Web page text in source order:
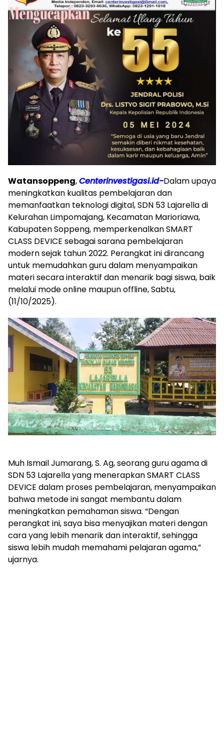
Watansoppeng,Centerinvestigasi.id-Dalam upaya
meningkatkan kualitas pembelajaran dan
memanfaatkan teknologi digital, SDN 53 Lajarella di
Kelurahan Limpomajang, Kecamatan Marioriawa,
Kabupaten Soppeng, memperkenalkan SMART
CLASS DEVICE sebagai sarana pembelajaran
modern sejak tahun 2022. Perangkat ini dirancang
untuk memudahkan guru dalam menyampaikan
materi secara interaktif dan menarik bagi siswa, baik
melalui mode online maupun offline, Sabtu,
(11/10/2025).
Muh Ismail Jumarang, S. Ag, seorang guru agama di
SDN 53 Lajarella yang menerapkan SMART CLASS
DEVICE dalam proses pembelajaran, menyampaikan
bahwa metode ini sangat membantu dalam
meningkatkan pemahaman siswa. “Dengan
perangkat ini, saya bisa menyajikan materi dengan
cara yang lebih menarik dan interaktif, sehingga
siswa lebih mudah memahami pelajaran agama,”
ujarnya.